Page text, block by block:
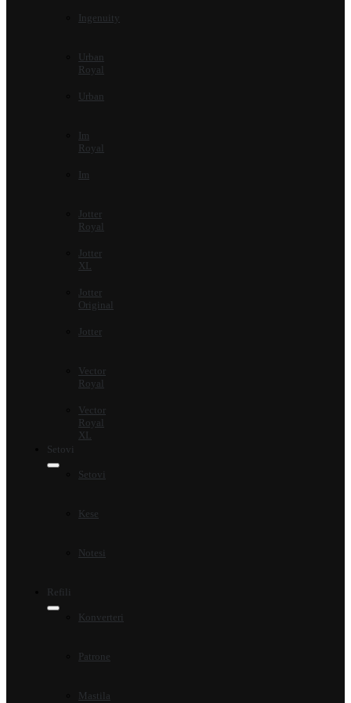
Ingenuity
Urban
Royal
Urban
Im
Royal
Im
Jotter
Royal
Jotter
XL
Jotter
Original
Jotter
Vector
Royal
Vector
Royal
XL
Setovi
Setovi
Kese
Notesi
Refili
Konverteri
Patrone
Mastila